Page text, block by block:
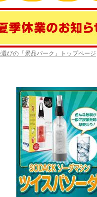
びの「景品パーク」トップページ